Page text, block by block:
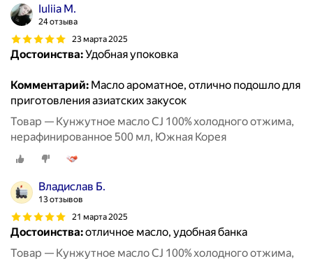
Iuliia M.
24 отзыва
23 марта 2025
Достоинства:Удобная упоковка
Комментарий: Масло ароматное, отлично подошло для
приготовления азиатских закусок
Товар — Кунжутное масло CJ 100% холодного отжима,
нерафинированное 500 мл, Южная Корея
Владислав Б.
13 отзывов
21 марта 2025
Достоинства:отличное масло, удобная банка
Товар — Кунжутное масло CJ 100% холодного отжима,